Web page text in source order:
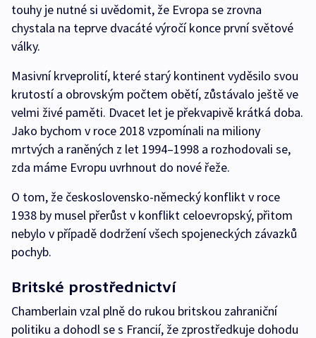
touhy je nutné si uvědomit, že Evropa se zrovna
chystala na teprve dvacáté výročí konce první světové
války.
Masivní krveprolití, které starý kontinent vyděsilo svou
krutostí a obrovským počtem obětí, zůstávalo ještě ve
velmi živé paměti. Dvacet let je překvapivě krátká doba.
Jako bychom v roce 2018 vzpomínali na miliony
mrtvých a raněných z let 1994–1998 a rozhodovali se,
zda máme Evropu uvrhnout do nové řeže.
O tom, že československo-německý konflikt v roce
1938 by musel přerůst v konflikt celoevropský, přitom
nebylo v případě dodržení všech spojeneckých závazků
pochyb.
Britské prostřednictví
Chamberlain vzal plně do rukou britskou zahraniční
politiku a dohodl se s Francií, že zprostředkuje dohodu